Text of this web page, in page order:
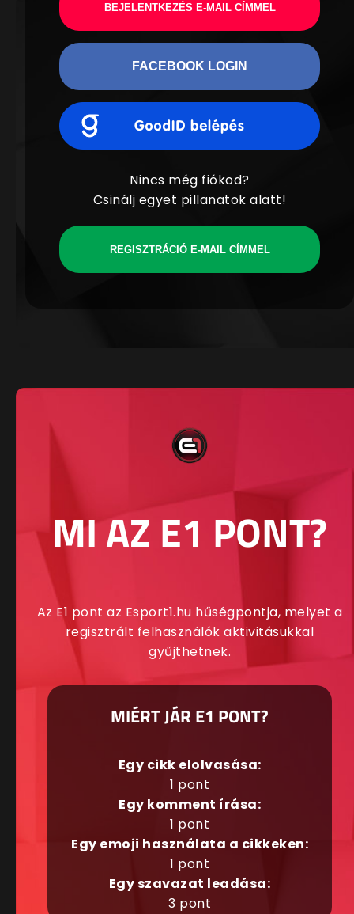
BEJELENTKEZÉS E-MAIL CÍMMEL
FACEBOOK LOGIN
Nincs még fiókod?
Csinálj egyet pillanatok alatt!
REGISZTRÁCIÓ E-MAIL CÍMMEL
MI AZ E1 PONT?
Az E1 pont az Esport1.hu hűségpontja, melyet a
regisztrált felhasználók aktivitásukkal
gyűjthetnek.
MIÉRT JÁR E1 PONT?
Egy cikk elolvasása:
1 pont
Egy komment írása:
1 pont
Egy emoji használata a cikkeken:
1 pont
Egy szavazat leadása:
3 pont